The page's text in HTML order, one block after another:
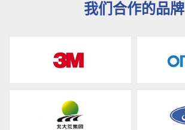
我们合作的品牌